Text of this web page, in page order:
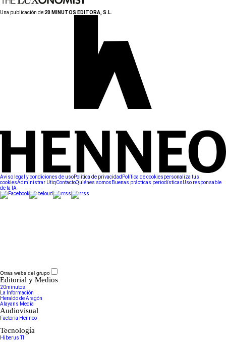
Una publicación de:20 MINUTOS EDITORA, S.L.
Aviso legal y condiciones de usoPolítica de privacidad Política de cookiespersonaliza tus
cookiesAdministrar UtiqContactoQuiénes somos Buenas prácticas periodísticasUso responsable
de la IA
Otras webs del grupo
Editorial y Medios
20minutos
La Información
Heraldo de Aragón
Alayans Media
Audiovisual
Factoría Henneo
Tecnología
Hiberus TI